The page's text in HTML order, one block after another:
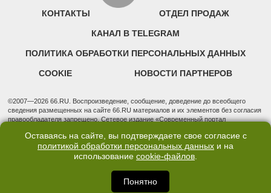
КОНТАКТЫ ОТДЕЛ ПРОДАЖ
КАНАЛ В TELEGRAM
ПОЛИТИКА ОБРАБОТКИ ПЕРСОНАЛЬНЫХ ДАННЫХ
COOKIE НОВОСТИ ПАРТНЕРОВ
©2007—2026 66.RU. Воспроизведение, сообщение, доведение до всеобщего
сведения размещенных на сайте 66.RU материалов и их элементов без согласия
правообладателя запрещено. Сетевое издание «Современный портал
надзору в сфере связи, информационных технологий и массовых коммуникаций
(Роскомнадзор). Регистрационный номер ЭЛ № ФС 77 - 76634 от 02.09.2019
Учредитель: Общество с ограниченной ответственностью "66.ру". Юридический
3, оф. 7015 Фактический адрес редакции и отдела продаж: 620014, Свердловская
обл., г. Екатеринбург, ул. Бориса Ельцина, д. 3, оф. 7015, +7 (343) 288-50-66
Оставаясь на сайте, вы подтверждаете свое согласие с
политикой обработки персональных данных и на
использование cookie-файлов.
Понятно